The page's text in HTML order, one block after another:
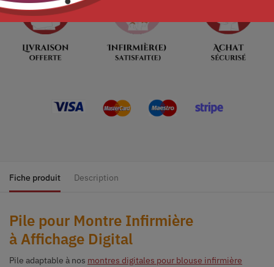
Fiche produit Description
Pile pour Montre Infirmière
à Affichage Digital
Pile adaptable à nos montres digitales pour blouse infirmière